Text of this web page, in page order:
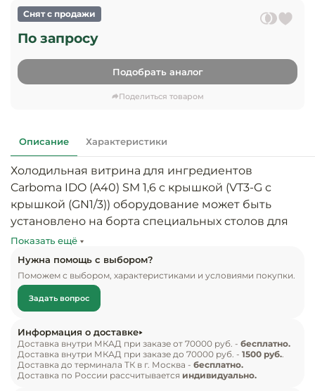
Кофейное
Барный
Посуда и
приборы
Оснащение
Оснащение
бытового
торгового
оборудования
Монтаж
оборудования
По запросу
Снят с продажи
Подобрать аналог
Поделиться товаром
Описание Характеристики
Холодильная витрина для ингредиентов
Carboma IDO (A40) SM 1,6 с крышкой (VT3-G с
крышкой (GN1/3)) оборудование может быть
установлено на борта специальных столов для
приготовления пиццы, а так же может
использоваться, как самостоятельное изделие, и
снабжено регулируемыми ножками-опорами. По
конструктивному исполнению витрина
холодильная состоит из теплоизолированного
Крышка над холодильным агрегатом выполнена
в виде горизонтальной площадки и выполняет
роль столешницы для сопутствующих и
Показать ещё
Нужна помощь с выбором?
Поможем с выбором, характеристиками и условиями покупки.
Задать вопрос
Информация о доставке
Доставка внутри МКАД при заказе от 70000 руб. - бесплатно.
Доставка внутри МКАД при заказе до 70000 руб. - 1500 руб..
Доставка до терминала ТК в г. Москва - бесплатно.
Доставка по России рассчитывается индивидуально.